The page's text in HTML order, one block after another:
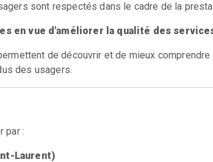
sont respectés dans le cadre de la
en vue d'améliorer la qualité des
de découvrir et de mieux comprendre
des usagers.
par :
Laurent)